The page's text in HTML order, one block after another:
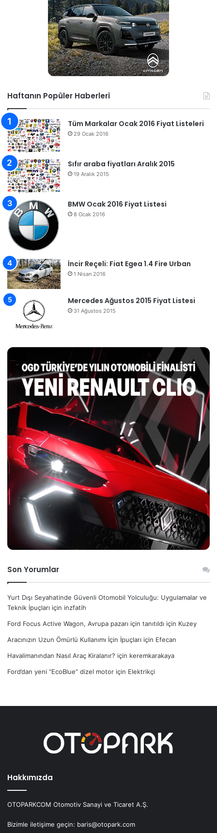
Haftanın Popüler Haberleri
Tüm Markalar Ocak 2016 Fiyat Listeleri
29 Ocak 2016
Sıfır araba fiyatları Aralık 2015
19 Aralık 2015
BMW Ocak 2016 Fiyat Listesi
8 Ocak 2016
İncir Reçeli: Fiat Egea 1.4 Fire Urban
1 Nisan 2016
Mercedes Ağustos 2015 Fiyat Listesi
31 Ağustos 2015
Son Yorumlar
Yurt Dışı Seyahatinde Güvenli Otomobil Yolculuğu: Uygulamalar ve
Teknik İpuçları için inzfatih
Ford Focus Active Wagon, Avrupa pazarı için tanıtıldı için Kuzey
Aracınızın Uzun Ömürlü Kullanımı İçin İpuçları için Efecan
Havalimanından Nasıl Araç Kiralanır? için keremkarakaya
Ford’dan yeni “EcoBlue” dizel motor için Elektrikçi
Hakkımızda
OTOPARKCOM Otomotiv Sanayi ve Ticaret A.Ş.
Bizimle iletişime geçin: baris@otopark.com